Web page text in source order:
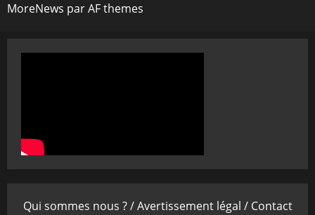
MoreNews par AF themes
Qui sommes nous ? /Avertissement légal / Contact